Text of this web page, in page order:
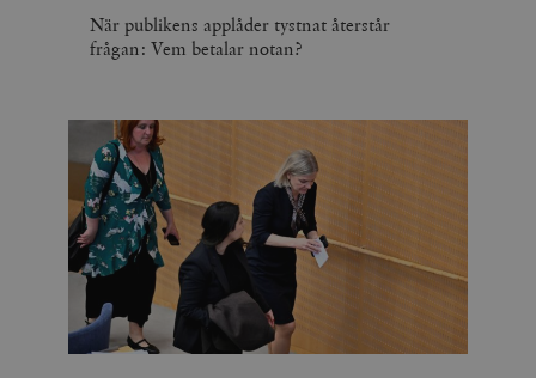
När publikens applåder tystnat återstår
frågan: Vem betalar notan?